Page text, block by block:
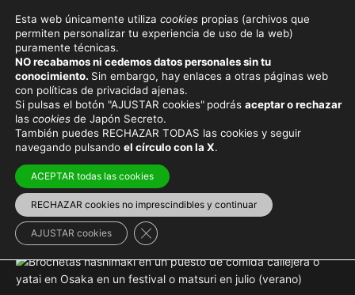
HASHIMAKI
Viaja con el mejor seguro y
Gastronomía japonesa
Esta web únicamente utiliza cookies propias (archivos que
permiten personalizar tu experiencia de uso de la web)
puramente técnicas.
NO recabamos ni cedemos datos personales sin tu
conocimiento. Sin embargo, hay enlaces a otras páginas web
con políticas de privacidad ajenas.
Si pulsas el botón "AJUSTAR cookies" podrás aceptar o rechazar
las cookies de Japón Secreto.
También puedes RECHAZAR TODAS las cookies y seguir
navegando pulsando el círculo con la X.
ACEPTAR todas las cookies
RECHAZAR cookies no imprescindibles y continuar
AJUSTAR cookies Cerrar el banner de cookies RGPD